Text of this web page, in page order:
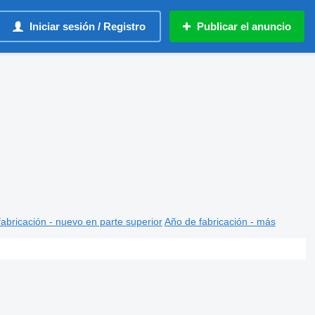
Iniciar sesión / Registro Publicar el anuncio
- nuevo en parte superior Año de fabricación - más